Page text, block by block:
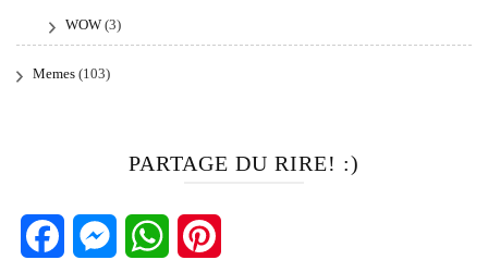
WOW (3)
Memes (103)
PARTAGE DU RIRE! :)
FacebookMessengerWhatsApp